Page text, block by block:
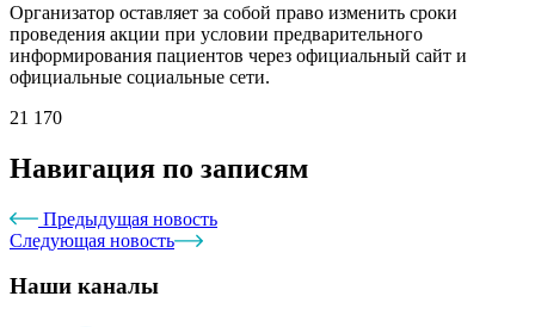
Организатор оставляет за собой право изменить сроки
проведения акции при условии предварительного
информирования пациентов через официальный сайт и
официальные социальные сети.
21 170
Навигация по записям
Предыдущая новость
Следующая новость
Наши каналы